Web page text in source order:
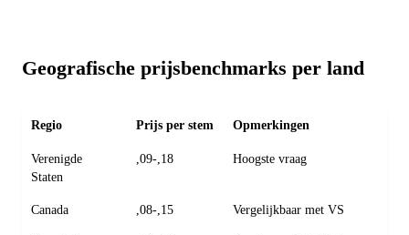
Geografische prijsbenchmarks per land
Regio Prijs per stem Opmerkingen
Verenigde
Staten
,09-,18 Hoogste vraag
Canada ,08-,15 Vergelijkbaar met VS